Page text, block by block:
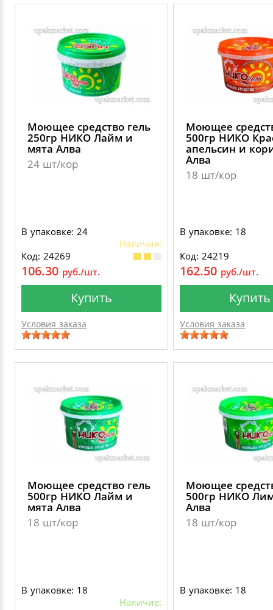
Моющее средство гель
250гр НИКО Лайм и
мята Алва
24 шт/кор
В упаковке: 24
Наличие:
Код: 24269
106.30 руб./шт.
Купить
Условия заказа
Моющее
500гр НИКО
апельсин и
Алва
18 шт/кор
В упаковке: 18
Код: 24219
162.50 руб./шт.
Купить
Условия заказа
Моющее средство гель
500гр НИКО Лайм и
мята Алва
18 шт/кор
В упаковке: 18
Наличие:
Моющее
500гр НИКО
Алва
18 шт/кор
В упаковке: 18